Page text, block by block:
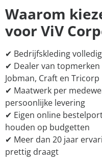
Waarom
voor ViV
✔ Bedrijfskleding
✔ Dealer van topmerken
Jobman, Craft en Tricorp
✔ Maatwerk per
persoonlijke levering
✔ Eigen online
houden op budgetten
✔ Meer dan 20 jaar
prettig draagt